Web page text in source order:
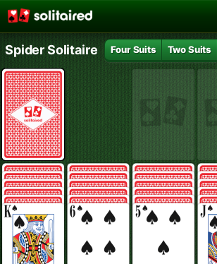
Spider Solitaire Four Suits Two Suits